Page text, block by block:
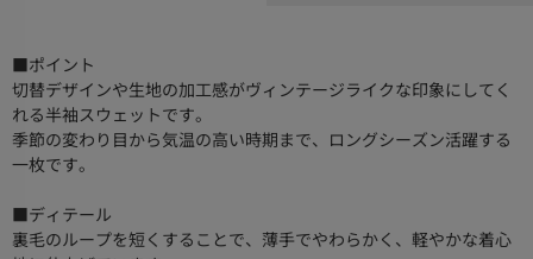
■ポイント
切替デザインや生地の加工感がヴィンテージライクな印象にしてく
れる半袖スウェットです。
季節の変わり目から気温の高い時期まで、ロングシーズン活躍する
一枚です。
■ディテール
裏毛のループを短くすることで、薄手でやわらかく、軽やかな着心